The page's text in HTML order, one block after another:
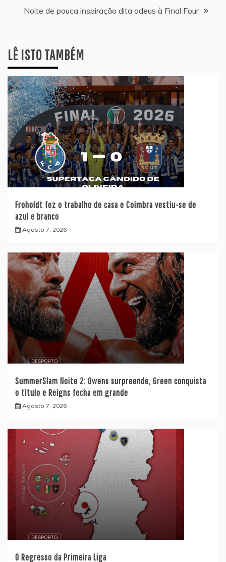
Noite de pouca inspiração dita adeus à Final Four
LÊ ISTO TAMBÉM
Froholdt fez o trabalho de casa e Coimbra vestiu-se de
azul e branco
Agosto 7, 2026
SummerSlam Noite 2: Owens surpreende, Green conquista
o título e Reigns fecha em grande
Agosto 7, 2026
O Regresso da Primeira Liga